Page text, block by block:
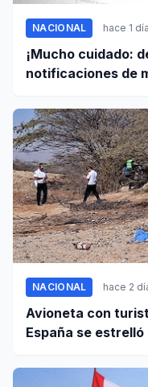
NACIONAL hace 1 día
¡Mucho cuidado:
notificaciones de
NACIONAL hace 2
Avioneta con
España se estrelló